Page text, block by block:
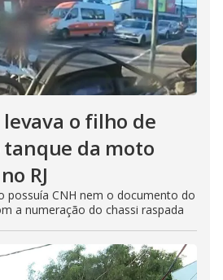
o filho de
da moto
RJ
possuía CNH nem o documento do
a numeração do chassi raspada